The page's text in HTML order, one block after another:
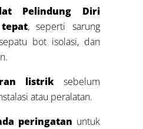
Pelindung Diri
, seperti sarung
bot isolasi, dan
listrik sebelum
atau peralatan.
peringatan untuk